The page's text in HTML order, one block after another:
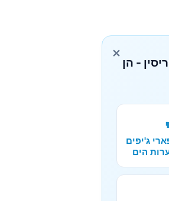
×
- הן
ג'יפים
הים